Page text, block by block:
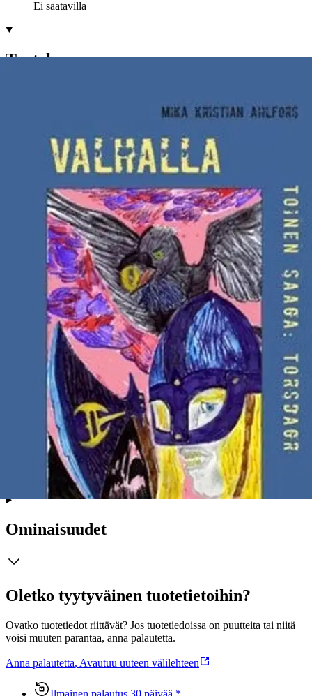
Ei saatavilla
Tuotekuvaus
Hurja, joka suuntaan rönsyilevä värikäs kertomus menneen
maailman viikingeistä - seikkailijoista ja sankareista ja kauppiaista ja
sotureista. Saagoissa perehdytään Eerik Punaisen seikkailuihin ja
surkeisiin ihmiskohtaloihin, jotka kietoutuivat hänen ympärilleen.
Ensimmäisessä saagassa tutustutaan Eerikin isäukkoon Torvald
Punaiseen, joka karkotettiin murhamiehenä Islantiin, Eerikin ollessa
vain yhdeksänvuotias.Toisessa saagassa Eerik Punainen
karkotetaan Islannista syyllistyneenä miestappoon - isänsä poika kun
oli. Kolmannessa saagassa löydetään Amerikka ja tapellaan
inkkareiden kanssa viisi vuosisataa ennen Columbusta. Tuolloin
sankarina häärii Leif Eerikson veljineen. Tarina on
mukaansatempaava humoristinen pläjäys. Seksiä ja väkivaltaa on
aivan liikaa eikä tarina siitä syystä sovi kenellekään. Henkilöhahmot
ovat karikatyyrisiä ja kriitikkojen mielestä lapsellisia, niin kuin
miehet usein ovat poikia hamaan loppuun asti. Tarinalla ei ole
lainkaan kohderyhmää, kukaan ei tiedä kenelle se on kirjoitettu.
Huumori on tarinan parasta antia ja se onkin luokiteltavissa
historialliseksi viihteeksi siltä osin kun sen sivuilla viihtyy. Paikka
paikoin kertomus pursuaa liioitelluksi farssiksi, ovathan ihmiset aina
liioitelleet satujaan jotka kerrottiin nuotiolla pimeinä talvi-iltoina
kolme vuosisataa ennen kuin kyseiset saagat kirjoitettiin muistiin
meille jälkipolville hämmästeltäväksi. Toisinaan tarina on silkkaa
sarjakuvaa olematta kuitenkaan itse sarjakuvaa. Välillä homma
lähtee niin pahasti purjeeseen, että kertomus on luokiteltavissa myös
fantasiakirjallisuudeksi. Pohjoisen mytologian saagat heräävät sen
sivuilla henkiin. Historiallisesti kirja on pätevä opas menneeseen
aikakauteen jolloin viikinkien pitkälaivat hallitsivat maailman
seitsemää merta.
Näytä lisää tuotekuvausta
Ominaisuudet
Oletko tyytyväinen tuotetietoihin?
Ovatko tuotetiedot riittävät? Jos tuotetiedoissa on puutteita tai niitä
voisi muuten parantaa, anna palautetta.
Anna palautetta, Avautuu uuteen välilehteen